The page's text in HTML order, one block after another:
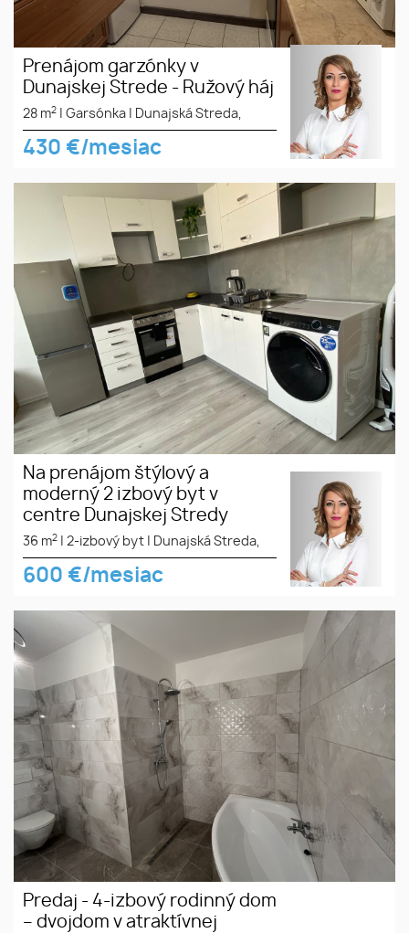
Prenájom garzónky v
Dunajskej Strede - Ružový háj
28 m2 Garsónka Dunajská Streda,
430 €/mesiac
Na prenájom štýlový a
moderný 2 izbový byt v
centre Dunajskej Stredy
36 m2 2-izbový byt Dunajská Streda,
600 €/mesiac
Predaj - 4-izbový rodinný dom
– dvojdom v atraktívnej